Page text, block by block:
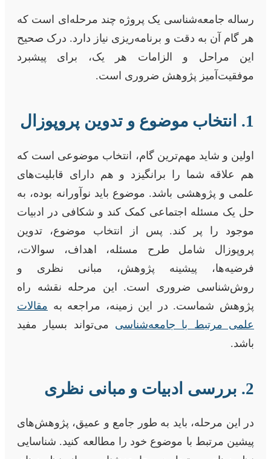
رساله جامعه‌شناسی یک پروژه چند مرحله‌ای است که
هر گام آن به دقت و برنامه‌ریزی نیاز دارد. درک صحیح
این مراحل و الزامات هر یک، برای پیشبرد
موفقیت‌آمیز پژوهش ضروری است.
1. انتخاب موضوع و تدوین پروپوزال
اولین و شاید مهم‌ترین گام، انتخاب موضوعی است که
هم علاقه شما را برانگیزد و هم دارای قابلیت‌های
علمی و پژوهشی باشد. موضوع باید نوآورانه بوده، به
حل یک مسئله اجتماعی کمک کند و شکافی در ادبیات
موجود را پر کند. پس از انتخاب موضوع، تدوین
پروپوزال شامل طرح مسئله، اهداف، سوالات،
فرضیه‌ها، پیشینه پژوهش، مبانی نظری و
روش‌شناسی ضروری است. این مرحله نقشه راه
پژوهش شماست. در این زمینه، مراجعه به مقالات
علمی مرتبط با جامعه‌شناسی می‌تواند بسیار مفید
باشد.
2. بررسی ادبیات و مبانی نظری
در این مرحله، باید به طور جامع و عمیق، پژوهش‌های
پیشین مرتبط با موضوع خود را مطالعه کنید. شناسایی